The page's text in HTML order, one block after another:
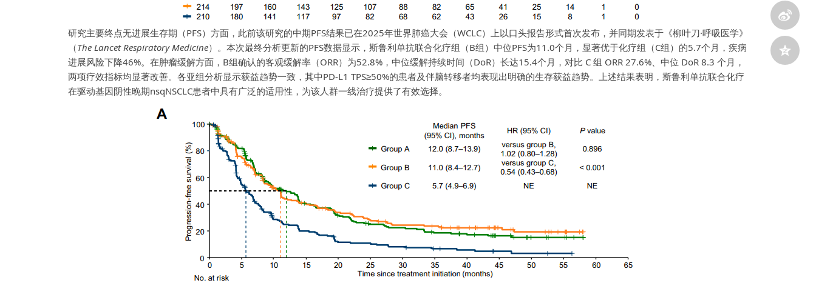
研究主要终点无进展生存期（PFS）方面，此前该研究的中期PFS结果已在2025年世界肺癌大会（WCLC）上以口头报告形式首次发布，并同期发表于《柳叶刀·呼吸医学》
（The Lancet Respiratory Medicine）。本次最终分析更新的PFS数据显示，斯鲁利单抗联合化疗组（B组）中位PFS为11.0个月，显著优于化疗组（C组）的5.7个月，疾病
进展风险下降46%。在肿瘤缓解方面，B组确认的客观缓解率（ORR）为52.8%，中位缓解持续时间（DoR）长达15.4个月，对比 C 组 ORR 27.6%、中位 DoR 8.3 个月，
两项疗效指标均显著改善。各亚组分析显示获益趋势一致，其中PD-L1 TPS≥50%的患者及伴脑转移者均表现出明确的生存获益趋势。上述结果表明，斯鲁利单抗联合化疗
在驱动基因阴性晚期nsqNSCLC患者中具有广泛的适用性，为该人群一线治疗提供了有效选择。